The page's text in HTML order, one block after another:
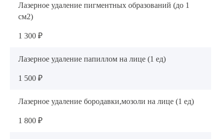
Лазерное удаление пигментных образований (до 1
см2)
1 300 ₽
Лазерное удаление папиллом на лице (1 ед)
1 500 ₽
Лазерное удаление бородавки,мозоли на лице (1 ед)
1 800 ₽